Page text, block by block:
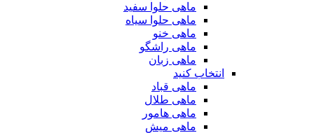
ماهی حلوا سفید
ماهی حلوا سیاه
ماهی خنو
ماهی راشگو
ماهی زبان
انتخاب کنید
ماهی قباد
ماهی طلال
ماهی هامور
ماهی میش